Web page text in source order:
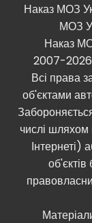
Наказ МОЗ
МОЗ
Наказ
2007-2026
Всі права
об'єктами
числі шляхом
Інтернеті)